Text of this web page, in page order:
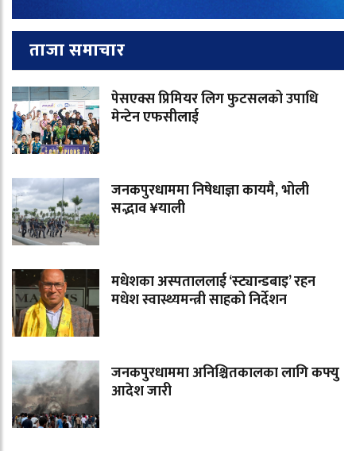
ताजा समाचार
पेसएक्स प्रिमियर लिग फुटसलको उपाधि
मेन्टेन एफसीलाई
जनकपुरधाममा निषेधाज्ञा कायमै, भोली
सद्भाव ¥याली
मधेशका अस्पताललाई ‘स्ट्यान्डबाइ’ रहन
मधेश स्वास्थ्यमन्त्री साहको निर्देशन
जनकपुरधाममा अनिश्चितकालका लागि कफ्यु
आदेश जारी